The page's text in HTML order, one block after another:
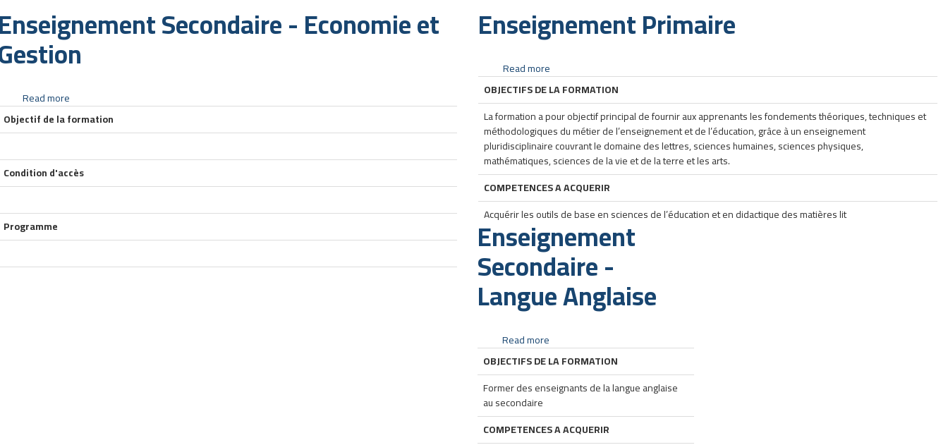
Secondaire - Economie et
Read more
Enseignement
Secondaire
Economie
et
Gestion
Objectif de la formation
Condition d'accès
Programme
Enseignement Primaire
Read more
Enseignement
Primaire
OBJECTIFS DE LA FORMATION
La formation a pour objectif principal de fournir aux apprenants les fondements théoriques, techniques et
méthodologiques du métier de l’enseignement et de l’éducation, grâce à un enseignement
pluridisciplinaire couvrant le domaine des lettres, sciences humaines, sciences physiques,
mathématiques, sciences de la vie et de la terre et les arts.
COMPETENCES A ACQUERIR
Acquérir les outils de base en sciences de l’éducation et en didactique des matières lit
Enseignement
Secondaire -
Langue Anglaise
Read more
Enseignement
Secondaire
-
Anglaise
OBJECTIFS DE LA FORMATION
Former des enseignants de la langue anglaise
au secondaire
COMPETENCES A ACQUERIR